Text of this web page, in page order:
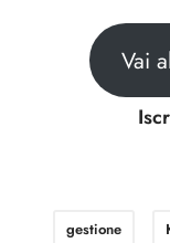
Vai
gestione